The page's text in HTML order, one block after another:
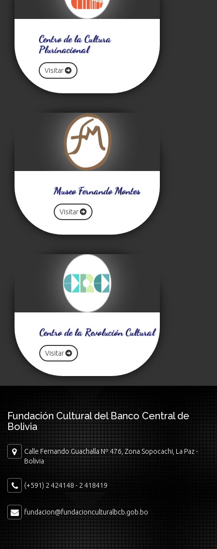
Centro de la Cultura
Plurinacional
Visitar
Museo Fernando Montes
Visitar
Centro de la Revolución Cultural
Visitar
Fundación Cultural del Banco Central de
Bolivia
Calle Fernando Guachalla Nº 476, Zona Sopocachi, La Paz -
Bolivia
(+591) 2 424148 - 2 418419
fundacion@fundacionculturalbcb.gob.bo